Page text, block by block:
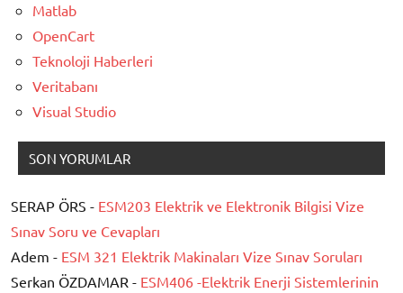
Matlab
OpenCart
Teknoloji Haberleri
Veritabanı
Visual Studio
SON YORUMLAR
SERAP ÖRS - ESM203 Elektrik ve Elektronik Bilgisi Vize
Sınav Soru ve Cevapları
Adem - ESM 321 Elektrik Makinaları Vize Sınav Soruları
Serkan ÖZDAMAR - ESM406 -Elektrik Enerji Sistemlerinin